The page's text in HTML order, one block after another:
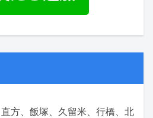
方、飯塚、久留米、行橋、北